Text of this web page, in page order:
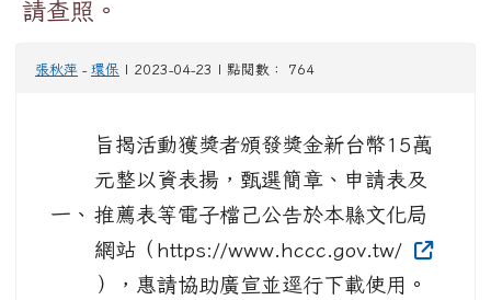
請查照。
張秋萍 - 環保 | 2023-04-23 | 點閱數： 764
一、
旨揭活動獲獎者頒發獎金新台幣15萬
元整以資表揚，甄選簡章、申請表及
推薦表等電子檔己公告於本縣文化局
網站（https://www.hccc.gov.tw/
），惠請協助廣宣並逕行下載使用。